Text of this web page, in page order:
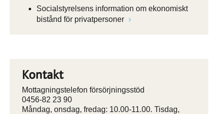
Socialstyrelsens information om ekonomiskt
bistånd för privatpersoner
Kontakt
Mottagningstelefon försörjningsstöd
0456-82 23 90
Måndag, onsdag, fredag: 10.00-11.00. Tisdag,